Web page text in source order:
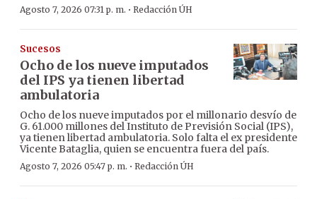
Agosto 7, 2026 07:31 p. m. · Redacción ÚH
Sucesos
Ocho de los nueve imputados
del IPS ya tienen libertad
ambulatoria
Ocho de los nueve imputados por el millonario desvío de
G. 61.000 millones del Instituto de Previsión Social (IPS),
ya tienen libertad ambulatoria. Solo falta el ex presidente
Vicente Bataglia, quien se encuentra fuera del país.
Agosto 7, 2026 05:47 p. m. · Redacción ÚH